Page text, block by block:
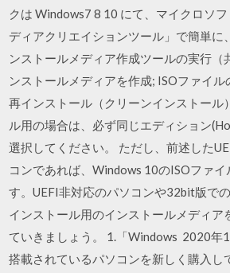
クは Windows7 8 10 にて、マイクロソ
ディアクリエイションツール」で簡単に
ンストールメディア作成ツールの実行（
ンストールメディアを作成; ISOファイ
再インストール（クリーンインストール
ル用の場合は、必ず同じエディション
選択してください。 ただし、前述した
コンであれば、Windows 10のISOファ
す。UEFI非対応のパソコンや32bit版で
インストール用のインストールメディア
ていきましょう。 1.「Windows 2020年
搭載されているパソコンを新しく購入し